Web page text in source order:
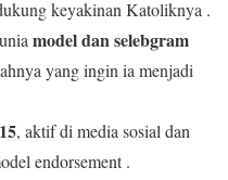
keyakinan Katoliknya .
model dan selebgram
yang ingin ia menjadi
, aktif di media sosial dan
endorsement .